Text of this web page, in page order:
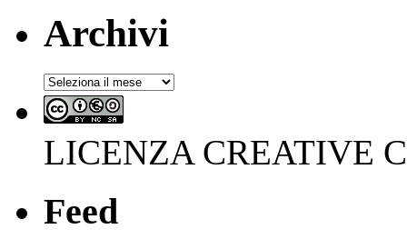
Archivi
Archivi
LICENZA CREATIVE
Feed